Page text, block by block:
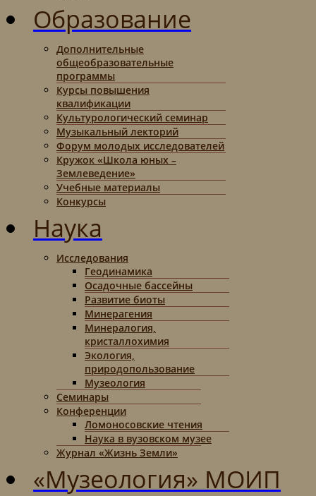
Образование
Дополнительные
общеобразовательные
программы
Курсы повышения
квалификации
Культурологический семинар
Музыкальный лекторий
Форум молодых исследователей
Кружок «Школа юных –
Землеведение»
Учебные материалы
Конкурсы
Наука
Исследования
Геодинамика
Осадочные бассейны
Развитие биоты
Минерагения
Минералогия,
кристаллохимия
Экология,
природопользование
Музеология
Семинары
Конференции
Ломоносовские чтения
Наука в вузовском музее
Журнал «Жизнь Земли»
«Музеология» МОИП